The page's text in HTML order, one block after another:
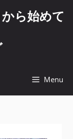
ら始めて
Menu